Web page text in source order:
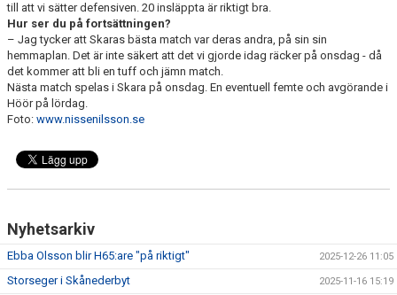
till att vi sätter defensiven. 20 insläppta är riktigt bra.
Hur ser du på fortsättningen?
– Jag tycker att Skaras bästa match var deras andra, på sin sin
hemmaplan. Det är inte säkert att det vi gjorde idag räcker på onsdag - då
det kommer att bli en tuff och jämn match.
Nästa match spelas i Skara på onsdag. En eventuell femte och avgörande i
Höör på lördag.
Foto: www.nissenilsson.se
Nyhetsarkiv
Ebba Olsson blir H65:are "på riktigt" 2025-12-26 11:05
Storseger i Skånederbyt 2025-11-16 15:19